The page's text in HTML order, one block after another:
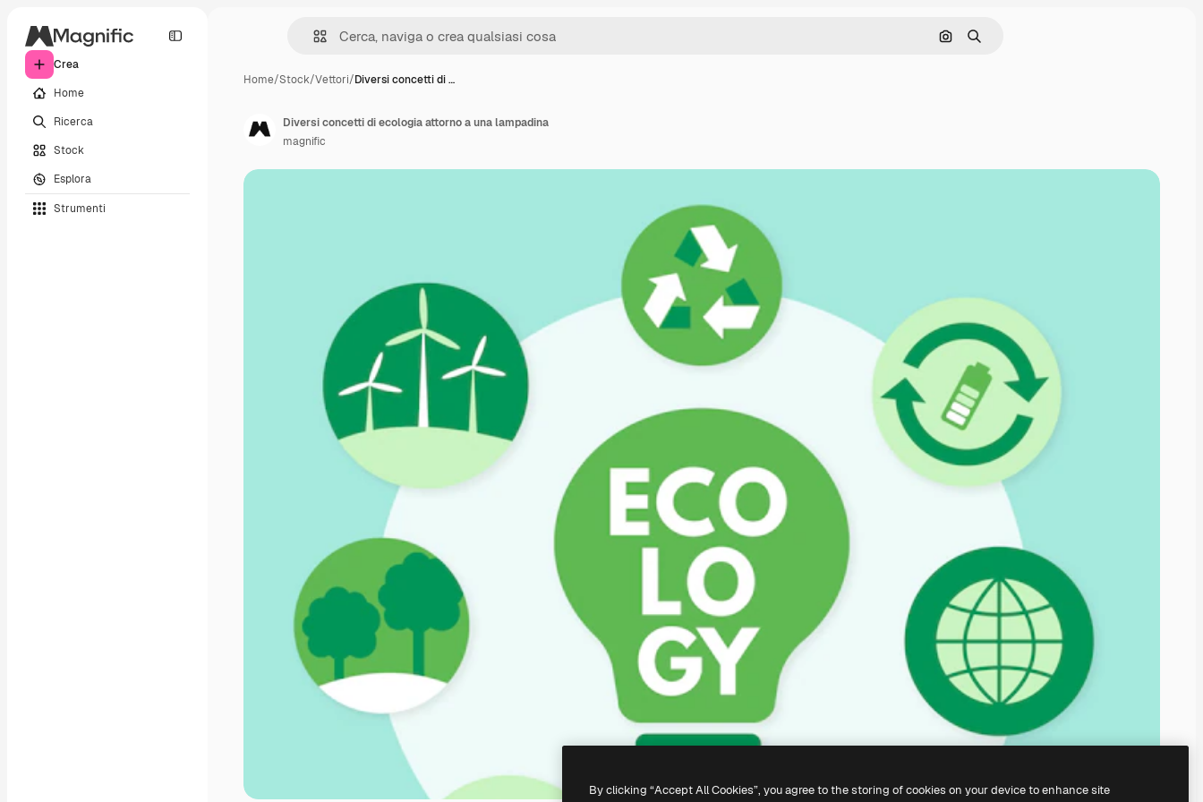
Crea
Home
Ricerca
Stock
Esplora
Strumenti
Cerca per immagine
Ricerca
Home/Stock/Vettori/Diversi concetti di …
Diversi concetti di ecologia attorno a una lampadina
magnific
By clicking “Accept All Cookies”, you agree to the storing of cookies on your device to enhance site